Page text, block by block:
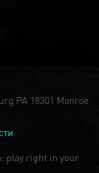
PA 18301 Monroe
play right in your